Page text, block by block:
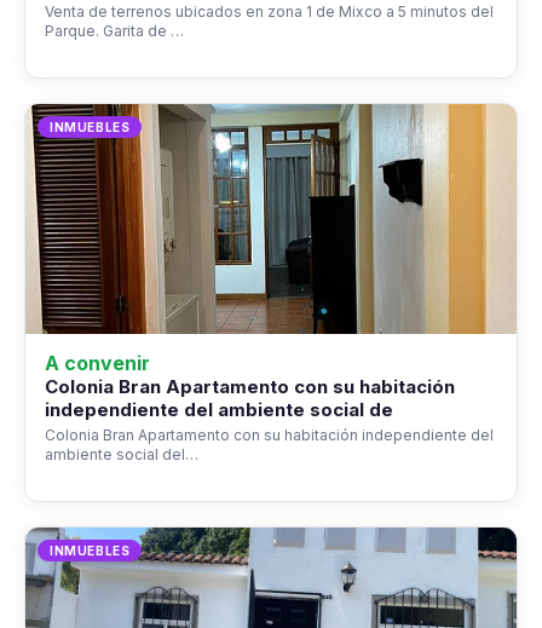
Venta de terrenos ubicados en zona 1 de Mixco a 5 minutos del
Parque. Garita de …
INMUEBLES
A convenir
Colonia Bran Apartamento con su habitación
independiente del ambiente social de
Colonia Bran Apartamento con su habitación independiente del
ambiente social del…
INMUEBLES